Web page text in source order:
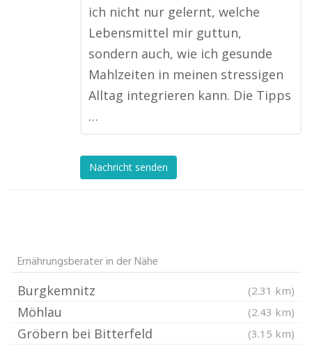
ich nicht nur gelernt, welche
Lebensmittel mir guttun,
sondern auch, wie ich gesunde
Mahlzeiten in meinen stressigen
Alltag integrieren kann. Die Tipps
…
Nachricht senden
Ernährungsberater in der Nähe
Burgkemnitz (2.31 km)
Möhlau (2.43 km)
Gröbern bei Bitterfeld (3.15 km)